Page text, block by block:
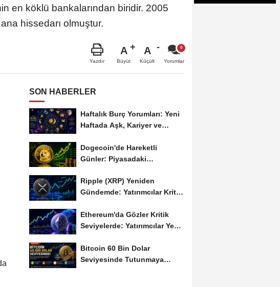
en köklü bankalarından biridir. 2005
hissedarı olmuştur.
Yazdır
A
Büyüt
A
Küçült Yorumlar
SON HABERLER
Haftalık Burç Yorumları: Yeni
Haftada Aşk, Kariyer ve
Dogecoin'de Hareketli
Günler: Piyasadaki
de...
Ripple (XRP) Yeniden
Gündemde: Yatırımcılar Kritik
Ethereum'da Gözler Kritik
Seviyelerde: Yatırımcılar Yeni
Bitcoin 60 Bin Dolar
Seviyesinde Tutunmaya